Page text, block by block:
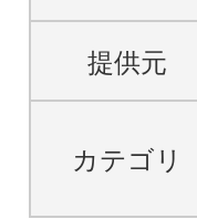
提供元
カテゴリ